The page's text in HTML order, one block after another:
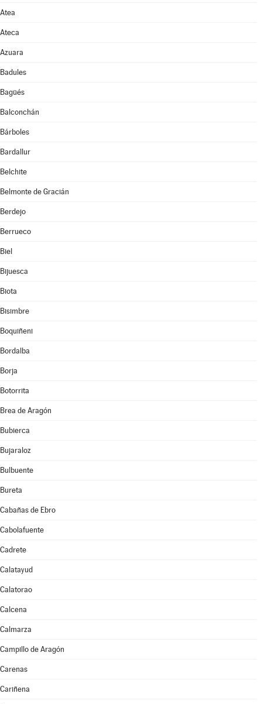
Atea
Ateca
Azuara
Badules
Bagüés
Balconchán
Bárboles
Bardallur
Belchite
Belmonte de Gracián
Berdejo
Berrueco
Biel
Bijuesca
Biota
Bisimbre
Boquiñeni
Bordalba
Borja
Botorrita
Brea de Aragón
Bubierca
Bujaraloz
Bulbuente
Bureta
Cabañas de Ebro
Cabolafuente
Cadrete
Calatayud
Calatorao
Calcena
Calmarza
Campillo de Aragón
Carenas
Cariñena